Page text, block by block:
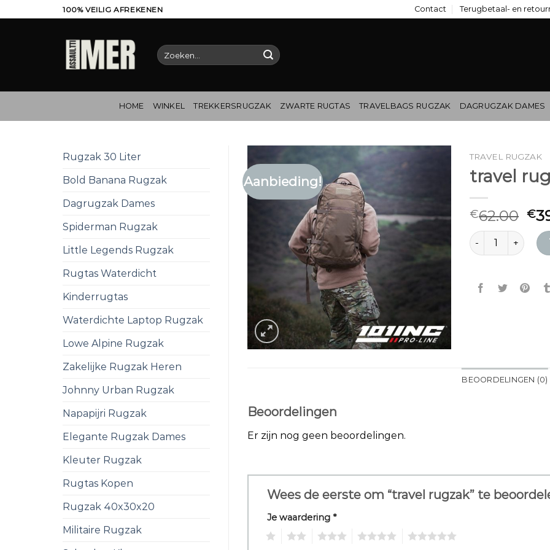
naar
100% VEILIG AFREKENEN Contact Terugbetaal- en
Zoeken
naar:
HOME WINKEL TREKKERSRUGZAK ZWARTE RUGTAS TRAVELBAGS RUGZAK DAGRUGZAK DAMES
Rugzak 30 Liter
Bold Banana Rugzak
Dagrugzak Dames
Spiderman Rugzak
Little Legends Rugzak
Rugtas Waterdicht
Kinderrugtas
Waterdichte Laptop Rugzak
Lowe Alpine Rugzak
Zakelijke Rugzak Heren
Johnny Urban Rugzak
Napapijri Rugzak
Elegante Rugzak Dames
Kleuter Rugzak
Rugtas Kopen
Rugzak 40x30x20
Militaire Rugzak
Aanbieding!
TRAVEL RUGZAK
travel
€62.00 €
travel rugzak
BEOORDELINGEN (0)
Beoordelingen
Er zijn nog geen beoordelingen.
Wees de eerste om “travel rugzak” te
Je waardering *